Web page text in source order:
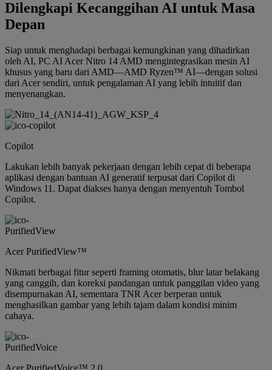
Dilengkapi Kecanggihan AI untuk Masa
Depan
Siap untuk menghadapi berbagai kemungkinan yang dihadirkan
oleh AI, PC AI Acer Nitro 14 AMD mengintegrasikan mesin AI
khusus yang baru dari AMD—AMD Ryzen™ AI—dengan solusi
dari Acer sendiri, untuk pengalaman AI yang lebih intuitif dan
menyenangkan.
Copilot
Lakukan lebih banyak pekerjaan dengan lebih cepat di beberapa
aplikasi dengan bantuan AI generatif terpusat dari Copilot di
Windows 11. Dapat diakses hanya dengan menyentuh Tombol
Copilot.
Acer PurifiedView™
Nikmati berbagai fitur seperti framing otomatis, blur latar belakang
yang canggih, dan koreksi pandangan untuk panggilan video yang
disempurnakan AI, sementara TNR Acer berperan untuk
menghasilkan gambar yang lebih tajam dalam kondisi minim
cahaya.
Acer PurifiedVoice™ 2.0